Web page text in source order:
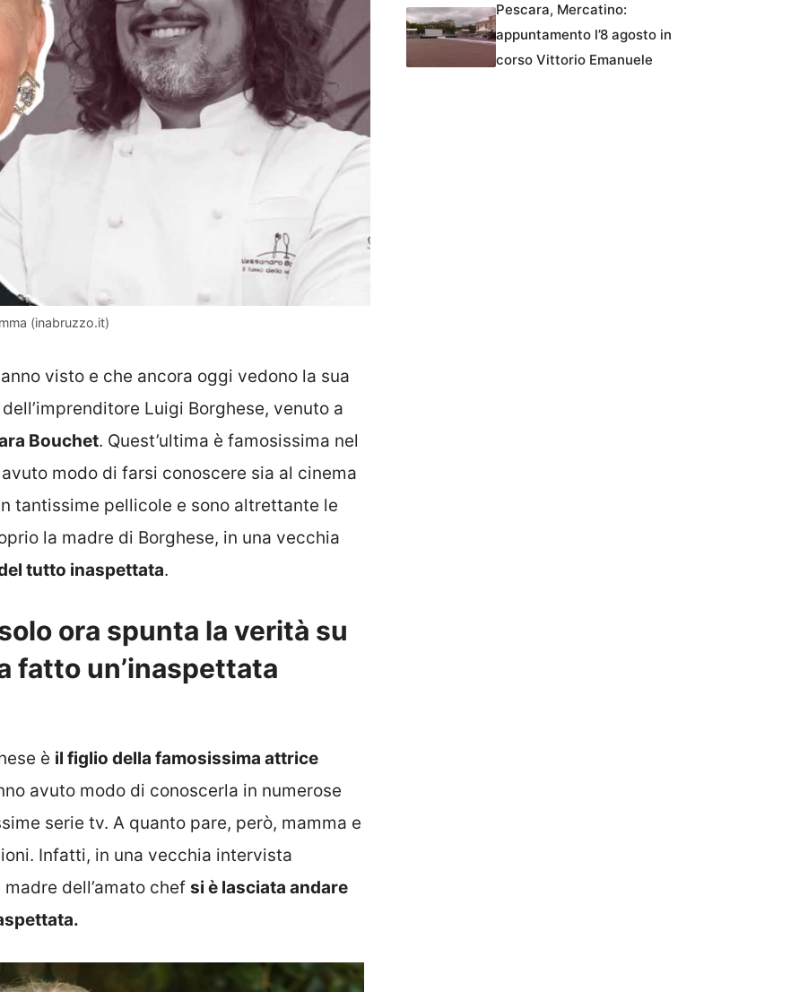
(inabruzzo.it)
visto e che ancora oggi vedono la sua
Luigi Borghese, venuto a
Bouchet. Quest’ultima è famosissima nel
modo di farsi conoscere sia al cinema
tantissime pellicole e sono altrettante le
la madre di Borghese, in una vecchia
tutto inaspettata.
ora spunta la verità su
fatto un’inaspettata
è il figlio della famosissima attrice
avuto modo di conoscerla in numerose
serie tv. A quanto pare, però, mamma e
Infatti, in una vecchia intervista
dell’amato chef si è lasciata andare
Pescara, Mercatino:
appuntamento l’8 agosto in
corso Vittorio Emanuele